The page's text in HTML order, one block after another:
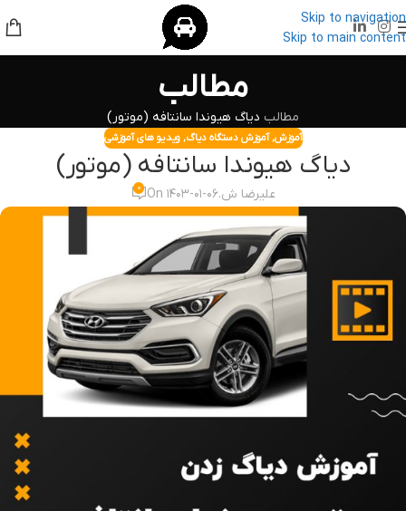
Skip to navigation
Skip to main content
مطالب
مطالب دیاگ هیوندا سانتافه (موتور)
آموزش,آموزش دستگاه دیاگ,ویدیو های آموزشی
دیاگ هیوندا سانتافه (موتور)
علیرضا ش.On ۱۴۰۳-۰۱-۰۶ ۰